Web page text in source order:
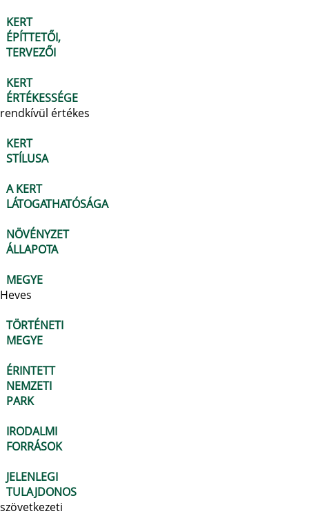
KERT
ÉPÍTTETŐI,
TERVEZŐI
KERT
ÉRTÉKESSÉGE
rendkívül értékes
KERT
STÍLUSA
A KERT
LÁTOGATHATÓSÁGA
NÖVÉNYZET
ÁLLAPOTA
MEGYE
Heves
TÖRTÉNETI
MEGYE
ÉRINTETT
NEMZETI
PARK
IRODALMI
FORRÁSOK
JELENLEGI
TULAJDONOS
szövetkezeti